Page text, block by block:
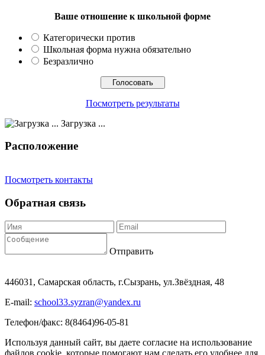
Ваше отношение к школьной форме
Категорически против
Школьная форма нужна обязательно
Безразлично
Посмотреть результаты
Загрузка ...
Расположение
Посмотреть контакты
Обратная связь
Отправить
446031, Самарская область, г.Сызрань, ул.Звёздная, 48
E-mail: school33.syzran@yandex.ru
Телефон/факс: 8(8464)96-05-81
Используя данный сайт, вы даете согласие на использование
файлов cookie, которые помогают нам сделать его удобнее для